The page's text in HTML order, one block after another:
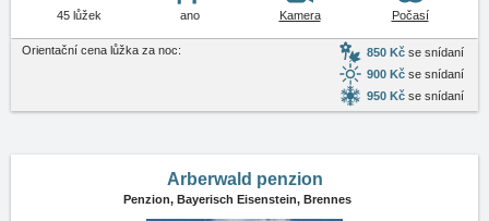
45 lůžek ano Kamera Počasí
Orientační cena lůžka za noc: 850 Kč se snídaní
900 Kč se snídaní
950 Kč se snídaní
Arberwald penzion
Penzion, Bayerisch Eisenstein, Brennes